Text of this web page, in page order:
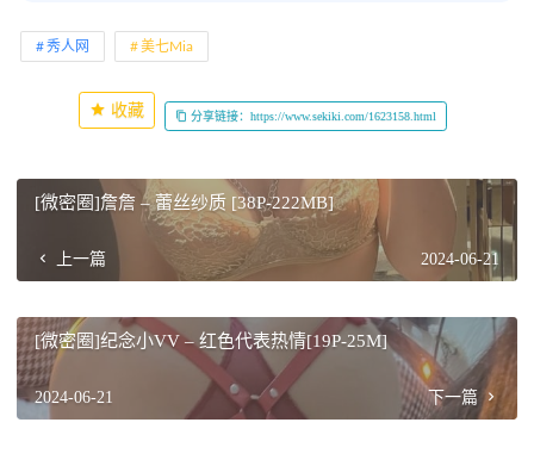
秀人网 美七Mia
收藏 分享链接：https://www.sekiki.com/1623158.html
[微密圈]詹詹 – 蕾丝纱质 [38P-222MB]
上一篇 2024-06-21
[微密圈]纪念小VV – 红色代表热情[19P-25M]
2024-06-21 下一篇